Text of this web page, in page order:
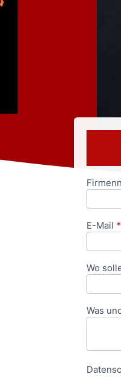
E-Mail *
Wo
Was